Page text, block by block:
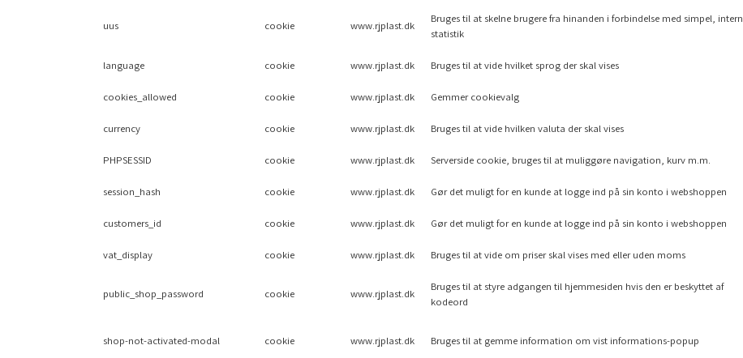
uus cookie www.rjplast.dk
Bruges til at skelne brugere fra hinanden i forbindelse med simpel, intern
statistik
language cookie www.rjplast.dk Bruges til at vide hvilket sprog der skal vises
cookies_allowed cookie www.rjplast.dk Gemmer cookievalg
currency cookie www.rjplast.dk Bruges til at vide hvilken valuta der skal vises
PHPSESSID cookie www.rjplast.dk Serverside cookie, bruges til at muliggøre navigation, kurv m.m.
session_hash cookie www.rjplast.dk Gør det muligt for en kunde at logge ind på sin konto i webshoppen
customers_id cookie www.rjplast.dk Gør det muligt for en kunde at logge ind på sin konto i webshoppen
vat_display cookie www.rjplast.dk Bruges til at vide om priser skal vises med eller uden moms
public_shop_password cookie www.rjplast.dk
Bruges til at styre adgangen til hjemmesiden hvis den er beskyttet af
kodeord
shop-not-activated-modal cookie www.rjplast.dk Bruges til at gemme information om vist informations-popup